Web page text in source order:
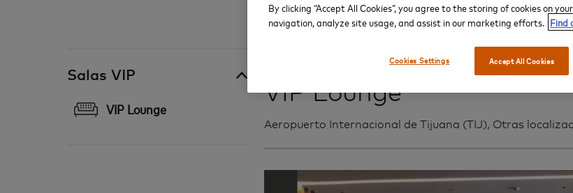
Salas VIP
VIP Lounge
Aeropuerto Internacional de Tijuana
VIP Lounge
Aeropuerto Internacional de Tijuana (TIJ), Otras
By clicking “Accept All Cookies”, you agree to the storing of cookies on
navigation, analyze site usage, and assist in our marketing efforts. Find
Accept All Cookies
Cookies Settings